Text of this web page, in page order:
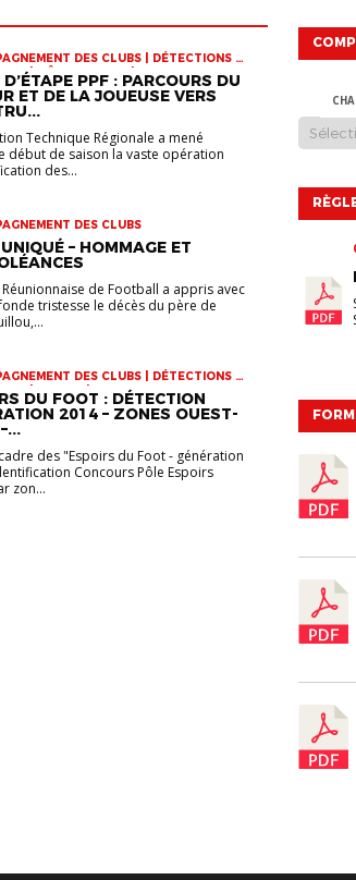
DES CLUBS | DÉTECTIONS |
| PÔLE ESPOIRS | SPORT-ETUDE
VIE DES CLUBSPPF : PARCOURS DU
ET DE LA JOUEUSE VERS
Technique Régionale a mené
début de saison la vaste opération
des...
DES CLUBS
– HOMMAGE ET
Réunionnaise de Football a appris avec
tristesse le décès du père de
DES CLUBS | DÉTECTIONS |
| JEUNES | VIE DES CLUBS
DU FOOT : DÉTECTION
2014 – ZONES OUEST-
des "Espoirs du Foot - génération
Concours Pôle Espoirs
zon...